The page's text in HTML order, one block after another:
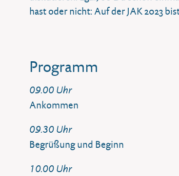
hast oder nicht: Auf der JAK 2023
Programm
09.00 Uhr
Ankommen
09.30 Uhr
Begrüßung und Beginn
10.00 Uhr